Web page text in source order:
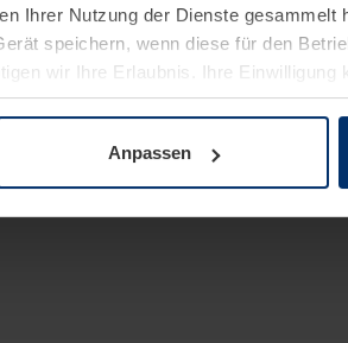
Ihrer Nutzung der Dienste gesammelt
speichern, wenn diese für den
wir Ihre Erlaubnis. Ihre Einwilligung
unserer Website ändern oder
Anpassen